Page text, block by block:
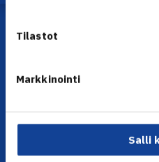
Tilastot
Markkinointi
Salli
Olympiastadion, Paavo
Toimiston puhelinajat:
Muina aikoina olkaa